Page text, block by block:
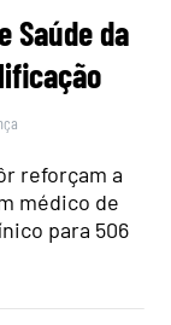
Saúde da
reforçam a
médico de
para 506